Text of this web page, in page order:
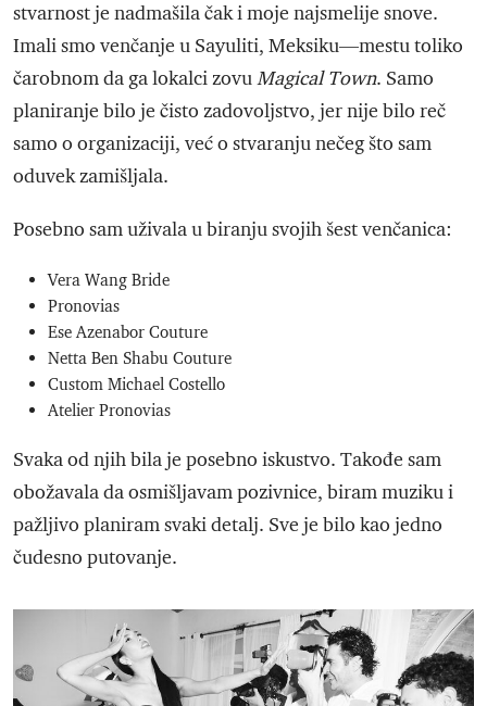
stvarnost je nadmašila čak i moje najsmelije snove.
Imali smo venčanje u Sayuliti, Meksiku—mestu toliko
čarobnom da ga lokalci zovuMagical Town. Samo
planiranje bilo je čisto zadovoljstvo, jer nije bilo reč
samo o organizaciji, već o stvaranju nečeg što sam
oduvek zamišljala.
Posebno sam uživala u biranju svojih šest venčanica:
Vera Wang Bride
Pronovias
Ese Azenabor Couture
Netta Ben Shabu Couture
Custom Michael Costello
Atelier Pronovias
Svaka od njih bila je posebno iskustvo. Takođe sam
obožavala da osmišljavam pozivnice, biram muziku i
pažljivo planiram svaki detalj. Sve je bilo kao jedno
čudesno putovanje.